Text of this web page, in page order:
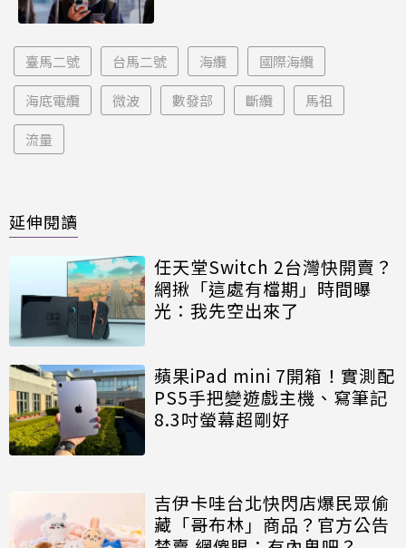
臺馬二號 台馬二號 海纜 國際海纜
海底電纜 微波 數發部 斷纜 馬祖
流量
延伸閱讀
任天堂Switch 2台灣快開賣？
網揪「這處有檔期」時間曝
光：我先空出來了
蘋果iPad mini 7開箱！實測配
PS5手把變遊戲主機、寫筆記
8.3吋螢幕超剛好
吉伊卡哇台北快閃店爆民眾偷
藏「哥布林」商品？官方公告